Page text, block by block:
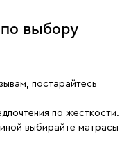
выбору
постарайтесь
по жесткости.
выбирайте матрасы